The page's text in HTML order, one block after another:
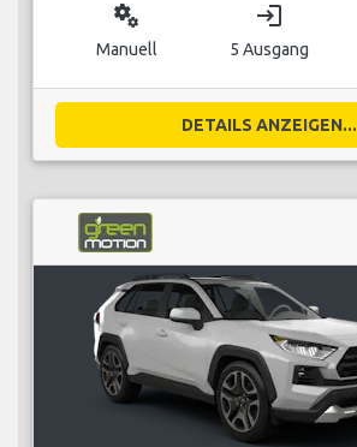
miscellaneous_services
Manuell
login
5 Ausgang
DETAILS ANZEIGEN...